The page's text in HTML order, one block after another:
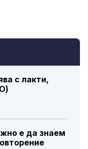
с лакти,
е да знаем